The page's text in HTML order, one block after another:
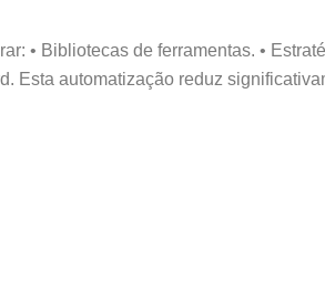
• Bibliotecas de ferramentas. •
Esta automatização reduz